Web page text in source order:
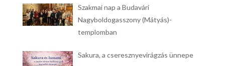
Szakmai nap a Budavári
Nagyboldogasszony (Mátyás)-
templomban
Sakura, a cseresznyevirágzás ünnepe